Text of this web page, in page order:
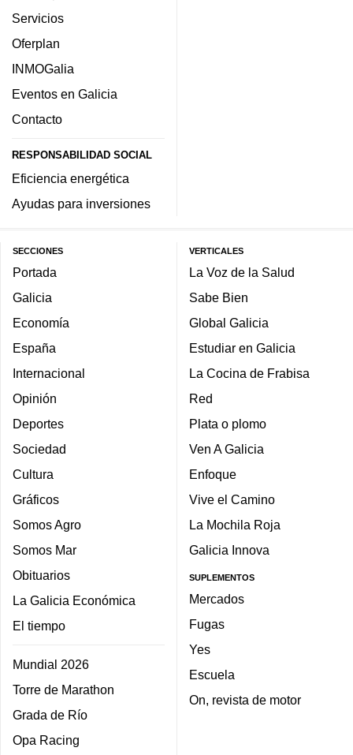
Servicios
Oferplan
INMOGalia
Eventos en Galicia
Contacto
RESPONSABILIDAD SOCIAL
Eficiencia energética
Ayudas para inversiones
SECCIONES
Portada
Galicia
Economía
España
Internacional
Opinión
Deportes
Sociedad
Cultura
Gráficos
Somos Agro
Somos Mar
Obituarios
La Galicia Económica
El tiempo
Mundial 2026
Torre de Marathon
Grada de Río
Opa Racing
VERTICALES
La Voz de la Salud
Sabe Bien
Global Galicia
Estudiar en Galicia
La Cocina de Frabisa
Red
Plata o plomo
Ven A Galicia
Enfoque
Vive el Camino
La Mochila Roja
Galicia Innova
SUPLEMENTOS
Mercados
Fugas
Yes
Escuela
On, revista de motor